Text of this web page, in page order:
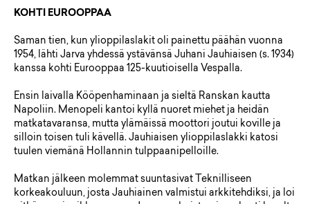
KOHTI EUROOPPAA
Saman tien, kun ylioppilaslakit oli painettu päähän vuonna
1954, lähti Jarva yhdessä ystävänsä Juhani Jauhiaisen (s. 1934)
kanssa kohti Eurooppaa 125-kuutioisella Vespalla.
Ensin laivalla Kööpenhaminaan ja sieltä Ranskan kautta
Napoliin. Menopeli kantoi kyllä nuoret miehet ja heidän
matkatavaransa, mutta ylämäissä moottori joutui koville ja
silloin toisen tuli kävellä. Jauhiaisen ylioppilaslakki katosi
tuulen viemänä Hollannin tulppaanipelloille.
Matkan jälkeen molemmat suuntasivat Teknilliseen
korkeakouluun, josta Jauhiainen valmistui arkkitehdiksi, ja loi